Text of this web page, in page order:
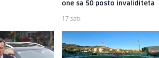
one sa 50 posto invaliditeta
17 sati